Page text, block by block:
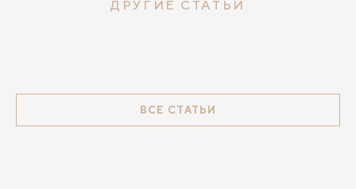
ДРУГИЕ СТАТЬИ
ВСЕ СТАТЬИ